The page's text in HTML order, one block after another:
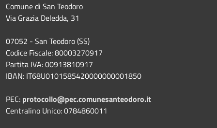
Comune di San Teodoro
Via Grazia Deledda, 31
07052 - San Teodoro (SS)
Codice Fiscale: 80003270917
Partita IVA: 00913810917
IBAN: IT68U0101585420000000001850
PEC: protocollo@pec.comunesanteodoro.it
Centralino Unico: 0784860011